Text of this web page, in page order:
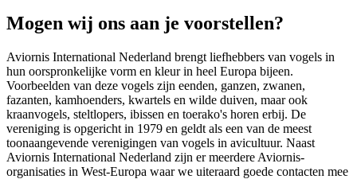
Mogen wij ons aan je voorstellen?
Aviornis International Nederland brengt liefhebbers van vogels in
hun oorspronkelijke vorm en kleur in heel Europa bijeen.
Voorbeelden van deze vogels zijn eenden, ganzen, zwanen,
fazanten, kamhoenders, kwartels en wilde duiven, maar ook
kraanvogels, steltlopers, ibissen en toerako's horen erbij. De
vereniging is opgericht in 1979 en geldt als een van de meest
toonaangevende verenigingen van vogels in avicultuur. Naast
Aviornis International Nederland zijn er meerdere Aviornis-
organisaties in West-Europa waar we uiteraard goede contacten mee